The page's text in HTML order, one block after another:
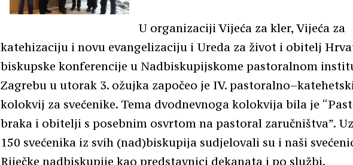
U organizaciji Vijeća za kler, Vijeća za
katehizaciju i novu evangelizaciju i Ureda za život i obitelj
biskupske konferencije u Nadbiskupijskome pastoralnom
Zagrebu u utorak 3. ožujka započeo je IV.
kolokvij za svećenike. Tema dvodnevnoga kolokvija bila je
braka i obitelji s posebnim osvrtom na pastoral zaručništva”.
150 svećenika iz svih (nad)biskupija sudjelovali su i naši
Riječke nadbiskupije kao predstavnici dekanata i po službi.